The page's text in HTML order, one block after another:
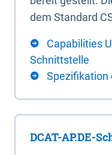
dem Standard
Capabilities
Schnittstelle
Spezifikation
DCAT-AP.DE-